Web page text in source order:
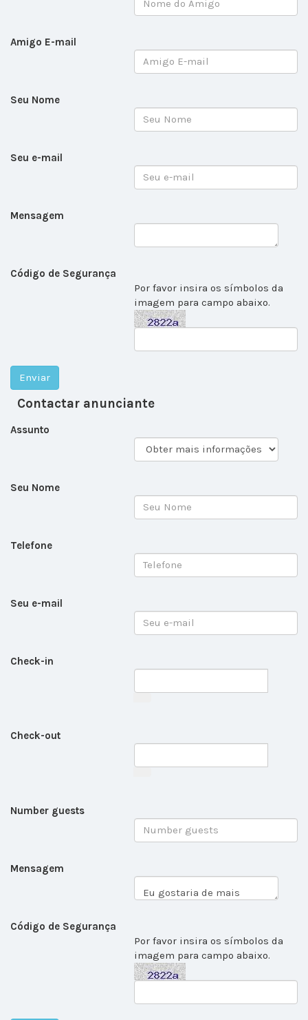
Amigo E-mail
Seu Nome
Seu e-mail
Mensagem
Código de Segurança
Por favor insira os símbolos da
imagem para campo abaixo.
Contactar anunciante
Assunto
Seu Nome
Telefone
Seu e-mail
Check-in
Check-out
Number guests
Mensagem
Código de Segurança
Por favor insira os símbolos da
imagem para campo abaixo.